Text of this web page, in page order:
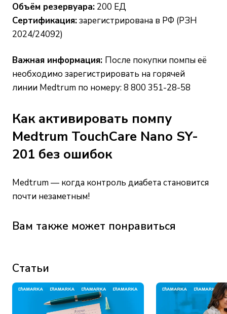
Объём резервуара: 200 ЕД
Сертификация:зарегистрирована в РФ (РЗН
2024/24092)
Важная информация: После покупки помпы её
необходимо зарегистрировать на горячей
линии Medtrum по номеру: 8 800 351-28-58
Как активировать помпу
Medtrum TouchCare Nano SY-
201 без ошибок
Medtrum — когда контроль диабета становится
почти незаметным!
Вам также может понравиться
Статьи